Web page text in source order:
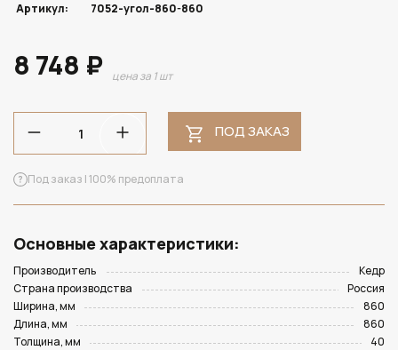
Артикул:
7052-угол-860-860
8 748 ₽ цена за 1 шт
ПОД ЗАКАЗ
Под заказ | 100% предоплата
Основные характеристики:
Производитель
Кедр
Страна производства
Россия
Ширина, мм
860
Длина, мм
860
Толщина, мм
40